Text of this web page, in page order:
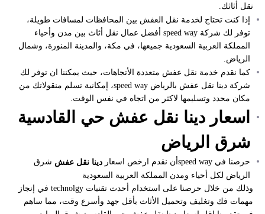
نقل أثاثك.
إذا كنت تحتاج لخدمة نقل العفش بين المحافظات لمسافات طويلة،
توفر لك شركة speed way أفضل عمال نقل أثاث بين مدن وأحياء
المملكة العربية السعودية جميعها، في مكة، والمدينة المنورة، وشمال
الرياض.
كما نقدم خدمة نقل عفش متعددة الأتجاهات، حيث يمكننا ان توفر لك
شركة دينا نقل عفش بالرياض speed way، إمكانية تسلم منقولاتك من
مكان محدد وتسليمها لاكثر من اتجاه في نفس الوقت.
اسعار دينا نقل عفش حي القادسية
شرق الرياض
حرصنا في speed wayأن نقدم ارخص اسعار دينا نقل عفش شرق
الرياض لكل أحياء ومدن المملكة العربية السعودية
وذلك من خلال حرصنا على استخدام أحدث تقنيات technolgy في إنجاز
مهمات فك وتغليف وتحميل الأثاث بأقل جهد وأسرع وقت، مما ساهم